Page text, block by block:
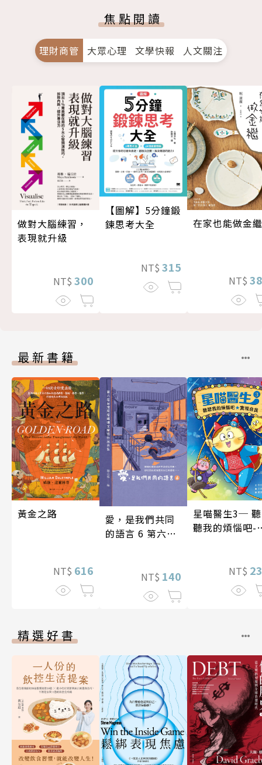
焦點閱讀
理財商管 大眾心理 文學快報 人文關注
做對大腦練習，
表現就升級
NT$ 300
【圖解】5分鐘鍛
鍊思考大全
NT$ 315
在家也能做金繼
NT$
最新書籍
黃金之路
NT$ 616
愛，是我們共同
的語言 6 第六屆
NT$ 140
星喵醫生3─ 聽
聽我的煩惱吧-
NT$
精選好書